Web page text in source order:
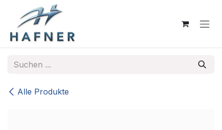
Zum Inhalt springen
Alle Produkte